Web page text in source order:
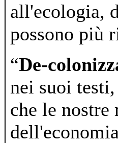
all'ecologia,
possono più
“De-
nei suoi
che le